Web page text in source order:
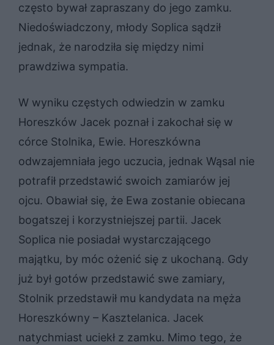
często bywał zapraszany do jego zamku.
Niedoświadczony, młody Soplica sądził
jednak, że narodziła się między nimi
prawdziwa sympatia.
W wyniku częstych odwiedzin w zamku
Horeszków Jacek poznał i zakochał się w
córce Stolnika, Ewie. Horeszkówna
odwzajemniała jego uczucia, jednak Wąsal nie
potrafił przedstawić swoich zamiarów jej
ojcu. Obawiał się, że Ewa zostanie obiecana
bogatszej i korzystniejszej partii. Jacek
Soplica nie posiadał wystarczającego
majątku, by móc ożenić się z ukochaną. Gdy
już był gotów przedstawić swe zamiary,
Stolnik przedstawił mu kandydata na męża
Horeszkówny – Kasztelanica. Jacek
natychmiast uciekł z zamku. Mimo tego, że